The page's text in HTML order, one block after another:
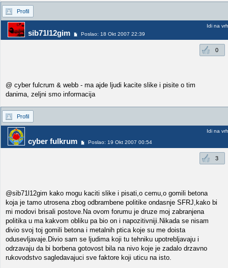
Profil
sib71l12gim Poslao: 18 Okt 2007 22:39
Idi na vrh
0
@ cyber fulcrum & webb - ma ajde ljudi kacite slike i pisite o tim
danima, zeljni smo informacija
Profil
cyber fulkrum Poslao: 19 Okt 2007 00:54
Idi na vrh
3
@sib71l12gim kako mogu kaciti slike i pisati,o cemu,o gomili betona
koja je tamo utrosena zbog odbrambene politike ondasnje SFRJ,kako bi
mi modovi brisali postove.Na ovom forumu je druze moj zabranjena
politika u ma kakvom obliku pa bio on i napozitivniji.Nikada se nisam
divio svoj toj gomili betona i metalnih ptica koje su me doista
odusevljavaje.Divio sam se ljudima koji tu tehniku upotrebljavaju i
odrzavaju da bi borbena gotovost bila na nivo koje je zadalo drzavno
rukovodstvo sagledavajuci sve faktore koji uticu na isto.